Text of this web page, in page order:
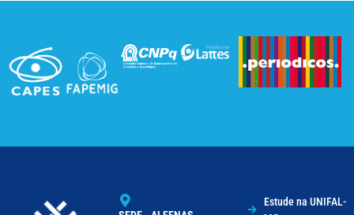
Estude na UNIFAL-